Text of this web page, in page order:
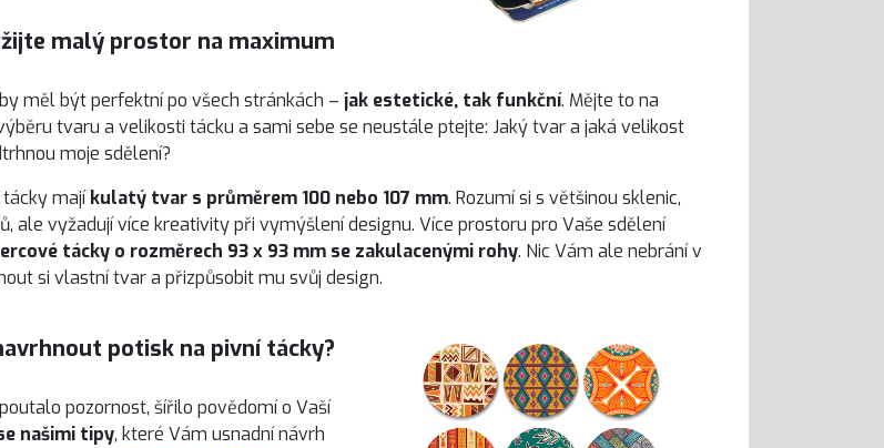
malý prostor na maximum
měl být perfektní po všech stránkách – jak estetické, tak funkční. Mějte to na
tvaru a velikosti tácku a sami sebe se neustále ptejte: Jaký tvar a jaká velikost
moje sdělení?
tácky majíkulatý tvar s průměrem 100 nebo 107 mm. Rozumí si s většinou sklenic,
ale vyžadují více kreativity při vymýšlení designu. Více prostoru pro Vaše sdělení
tácky o rozměrech 93 x 93 mm se zakulacenými rohy. Nic Vám ale nebrání v
si vlastní tvar a přizpůsobit mu svůj design.
potisk na pivní tácky?
pozornost, šířilo povědomí o Vaší
našimi tipy, které Vám usnadní návrh